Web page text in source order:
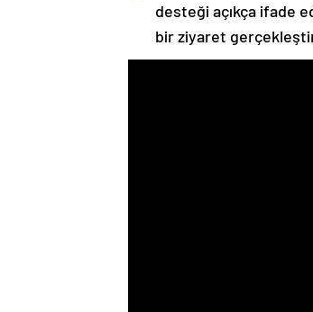
desteği açıkça ifade
bir ziyaret